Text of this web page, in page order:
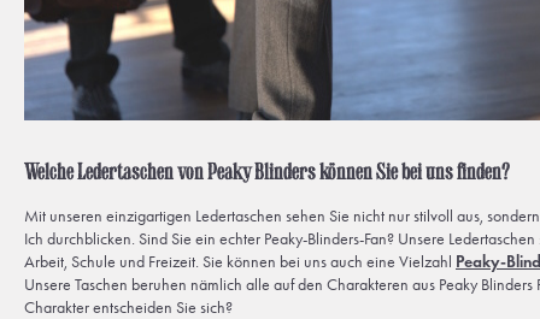
Welche Ledertaschen von Peaky Blinders können Sie bei uns finden?
Mit unseren einzigartigen Ledertaschen sehen Sie nicht nur stilvoll aus,
Ich durchblicken. Sind Sie ein echter Peaky-Blinders-Fan? Unsere
Arbeit, Schule und Freizeit. Sie können bei uns auch eine Vielzahl Peaky-
Unsere Taschen beruhen nämlich alle auf den Charakteren aus Peaky Blinders
Charakter entscheiden Sie sich?